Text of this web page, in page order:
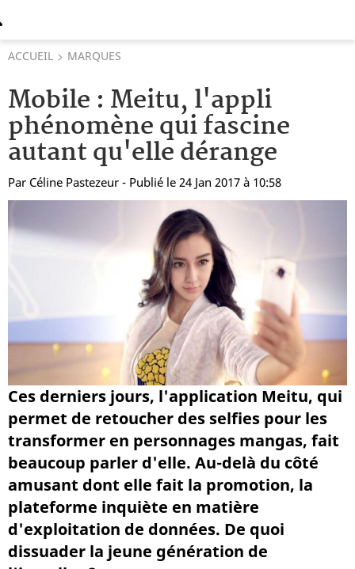
ACCUEIL MARQUES
Mobile : Meitu, l'appli
phénomène qui fascine
autant qu'elle dérange
Par Céline Pastezeur - Publié le 24 Jan 2017 à 10:58
Ces derniers jours, l'application Meitu, qui
permet de retoucher des selfies pour les
transformer en personnages mangas, fait
beaucoup parler d'elle. Au-delà du côté
amusant dont elle fait la promotion, la
plateforme inquiète en matière
d'exploitation de données. De quoi
dissuader la jeune génération de